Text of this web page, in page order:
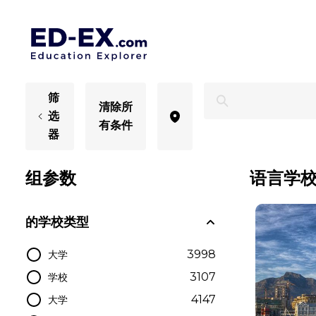
筛
选
器
清除所
有条件
组参数
的学校类型
大学 3998
学校 3107
大学
4147
语言学